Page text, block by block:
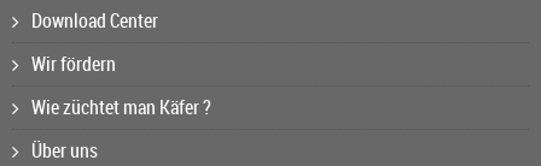
Download Center
Wir fördern
Wie züchtet man Käfer ?
Über uns